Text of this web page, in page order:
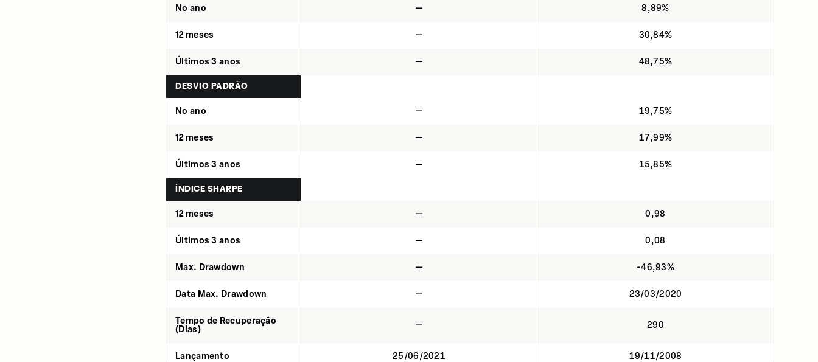
No ano — 8,89%
12 meses — 30,84%
Últimos 3 anos — 48,75%
DESVIO PADRÃO
No ano — 19,75%
12 meses — 17,99%
Últimos 3 anos — 15,85%
ÍNDICE SHARPE
12 meses — 0,98
Últimos 3 anos — 0,08
Max. Drawdown — -46,93%
Data Max. Drawdown — 23/03/2020
Tempo de Recuperação
(Dias)
— 290
Lançamento 25/06/2021
19/11/2008